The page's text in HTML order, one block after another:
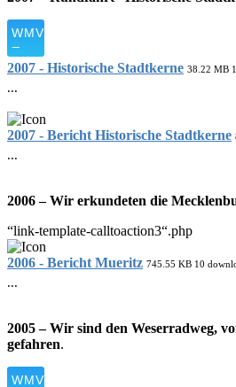
2007 - Historische Stadtkerne 38.22 MB
...
2007 - Bericht Historische Stadtkerne
...
2006 – Wir erkundeten die
“link-template-calltoaction3“.php
2006 - Bericht Mueritz 745.55 KB 10
...
2005 – Wir sind den Weserradweg,
gefahren.